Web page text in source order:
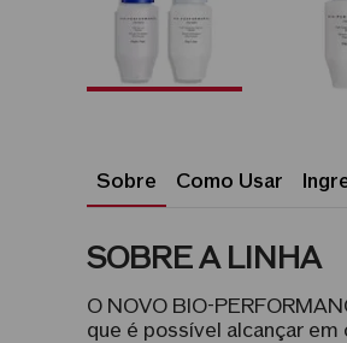
Sobre Como Usar
SOBRE A LINHA
O NOVO BIO-
que é possível alcançar